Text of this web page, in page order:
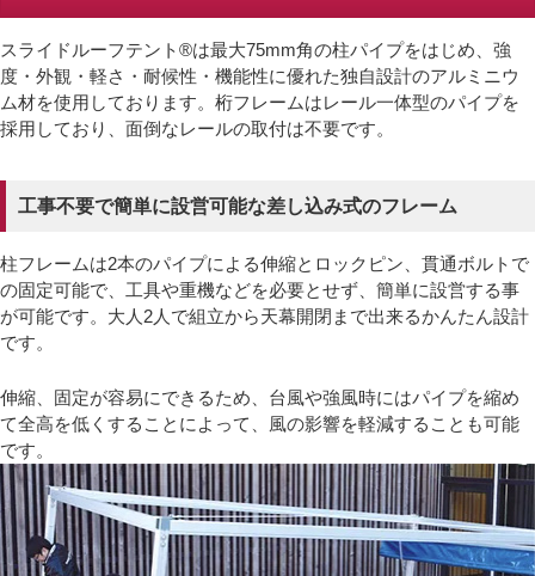
スライドルーフテント®は最大75mm角の柱パイプをはじめ、強
度・外観・軽さ・耐候性・機能性に優れた独自設計のアルミニウ
ム材を使用しております。桁フレームはレール一体型のパイプを
採用しており、面倒なレールの取付は不要です。
工事不要で簡単に設営可能な差し込み式のフレーム
柱フレームは2本のパイプによる伸縮とロックピン、貫通ボルトで
の固定可能で、工具や重機などを必要とせず、簡単に設営する事
が可能です。大人2人で組立から天幕開閉まで出来るかんたん設計
です。
伸縮、固定が容易にできるため、台風や強風時にはパイプを縮め
て全高を低くすることによって、風の影響を軽減することも可能
です。